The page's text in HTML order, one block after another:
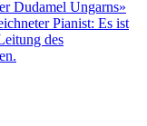
Dudamel Ungarns»
Pianist: Es ist
des